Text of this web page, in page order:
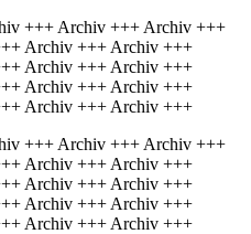
+++ Archiv +++ Archiv +++
Archiv +++ Archiv +++
Archiv +++ Archiv +++
Archiv +++ Archiv +++
Archiv +++ Archiv +++
+++ Archiv +++ Archiv +++
Archiv +++ Archiv +++
Archiv +++ Archiv +++
Archiv +++ Archiv +++
Archiv +++ Archiv +++